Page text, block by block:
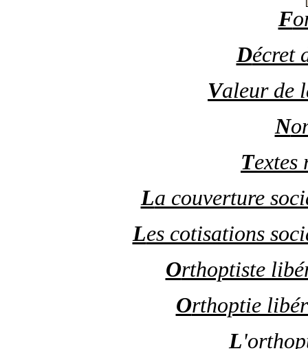
F
Décret
Valeur de
N
Textes
La couverture
Les cotisations
Orthoptiste
Orthoptie
L